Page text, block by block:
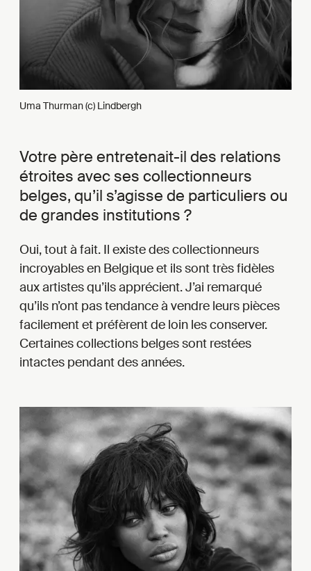
Uma Thurman (c) Lindbergh
Votre père entretenait-il des relations
étroites avec ses collectionneurs
belges, qu’il s’agisse de particuliers ou
de grandes institutions ?
Oui, tout à fait. Il existe des collectionneurs
incroyables en Belgique et ils sont très fidèles
aux artistes qu’ils apprécient. J’ai remarqué
qu’ils n’ont pas tendance à vendre leurs pièces
facilement et préfèrent de loin les conserver.
Certaines collections belges sont restées
intactes pendant des années.